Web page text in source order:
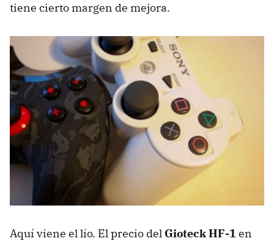
tiene cierto margen de mejora.
Aquí viene el lío. El precio del Gioteck HF-1 en